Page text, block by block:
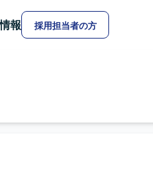
報 採用担当者の方